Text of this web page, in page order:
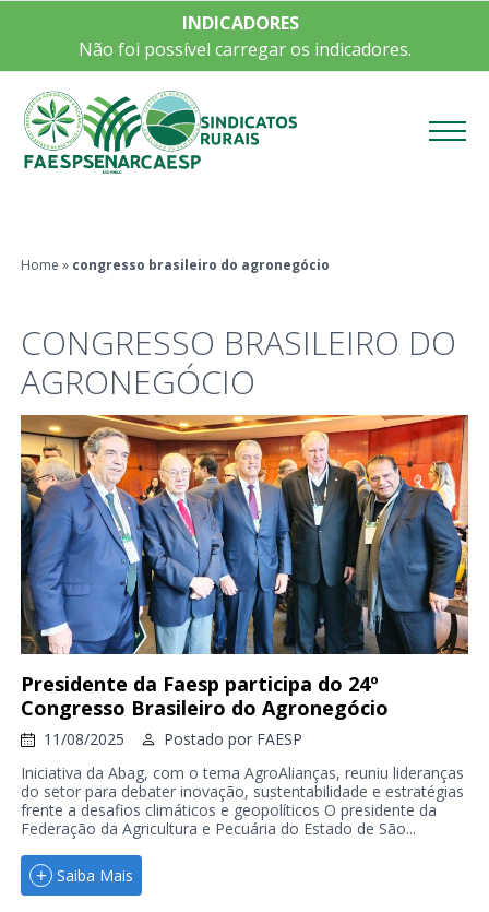
INDICADORES
Não foi possível carregar os indicadores.
Home » congresso brasileiro do agronegócio
CONGRESSO BRASILEIRO DO
AGRONEGÓCIO
Presidente da Faesp participa do 24º
Congresso Brasileiro do Agronegócio
11/08/2025 Postado por FAESP
Iniciativa da Abag, com o tema AgroAlianças, reuniu lideranças
do setor para debater inovação, sustentabilidade e estratégias
frente a desafios climáticos e geopolíticos O presidente da
Federação da Agricultura e Pecuária do Estado de São...
Saiba Mais